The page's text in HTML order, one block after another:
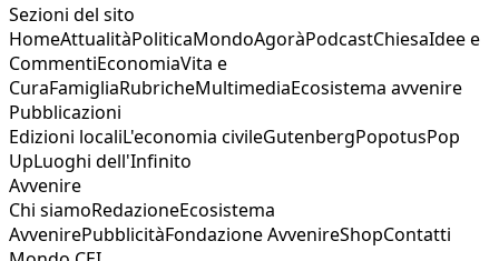
Sezioni del sito
HomeAttualitàPoliticaMondoAgoràPodcastChiesaIdee e
CommentiEconomiaVita e
CuraFamigliaRubricheMultimediaEcosistema avvenire
Pubblicazioni
Edizioni localiL'economia civileGutenbergPopotusPop
UpLuoghi dell'Infinito
Avvenire
Chi siamoRedazioneEcosistema
AvvenirePubblicitàFondazione AvvenireShopContatti